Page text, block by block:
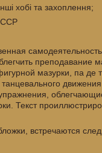
хобі та захоплення;
преподавание
мазурки, па де
Текст
встречаются